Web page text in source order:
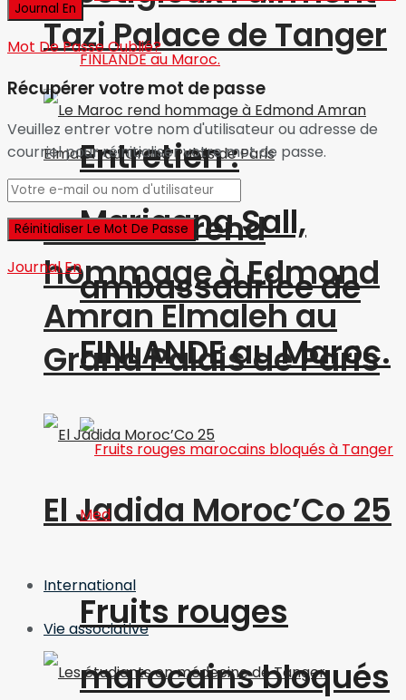
Tazi Palace de Tanger
Le Maroc rend
hommage à Edmond
Amran Elmaleh au
Grand Palais de Paris
El Jadida Moroc’Co 25
International
Vie associative
Entretien :
Marjaana Sall,
ambassadrice de
FINLANDE au Maroc.
Fruits rouges
marocains bloqués
Mot De Passe Oublié?
Récupérer votre mot de passe
Veuillez entrer votre nom d'utilisateur ou adresse de
courriel pour réinitialiser votre mot de passe.
Journal En